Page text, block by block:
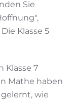
Sie
Klasse 5
Klasse 7
Mathe haben
wie